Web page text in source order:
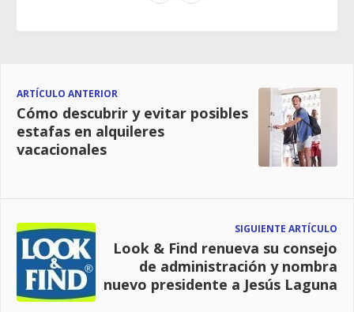
ARTÍCULO ANTERIOR
Cómo descubrir y evitar posibles
estafas en alquileres
vacacionales
SIGUIENTE ARTÍCULO
Look & Find renueva su consejo
de administración y nombra
nuevo presidente a Jesús Laguna